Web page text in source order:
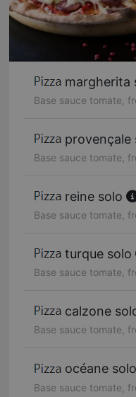
margherita
Base sauce tomate,
provençale
Base sauce tomate,
reine solo
Base sauce tomate,
turque solo
Base sauce tomate,
calzone
Base sauce tomate,
océane solo
Base sauce tomate,